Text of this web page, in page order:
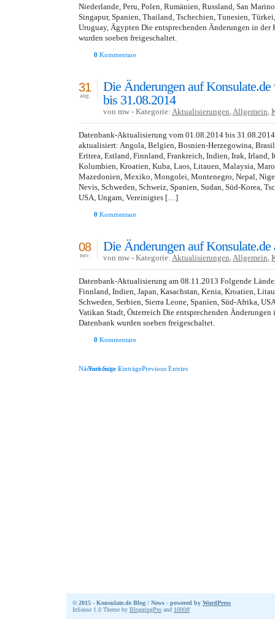
Niederlande, Peru, Polen, Rumänien, Russland, San
Singapur, Spanien, Thailand, Tschechien, Tunesien,
Uruguay, Ägypten Die entsprechenden Änderungen in der
wurden soeben freigeschaltet.
0 Kommentare
Die Änderungen auf
bis 31.08.2014
31
aug.
von mw - Kategorie: Aktualisierungen,Allgemein,
Datenbank-Aktualisierung vom 01.08.2014 bis
aktualisiert: Angola, Belgien, Bosnien-Herzegowina,
Eritrea, Estland, Finnland, Frankreich, Indien, Irak, Irland,
Kolumbien, Kroatien, Kuba, Laos, Litauen, Malaysia,
Mazedonien, Mexiko, Mongolei, Montenegro, Nepal,
Nevis, Schweden, Schweiz, Spanien, Sudan, Süd-Korea,
USA, Ungarn, Vereinigtes […]
0 Kommentare
Die Änderungen auf Konsulate.de
08
nov. von mw - Kategorie: Aktualisierungen,Allgemein,
Datenbank-Aktualisierung am 08.11.2013 Folgende
Finnland, Indien, Japan, Kasachstan, Kenia, Kroatien,
Schweden, Serbien, Sierra Leone, Spanien, Süd-Afrika,
Vatikan Stadt, Österreich Die entsprechenden Änderungen
Datenbank wurden soeben freigeschaltet.
0 Kommentare
Vorherige EinträgePrevious Entries
Nächste Seite »
© 2015 - Konsulate.de Blog / News - powered by WordPress
InSense 1.0 Theme by BloggingPro and 1000ff